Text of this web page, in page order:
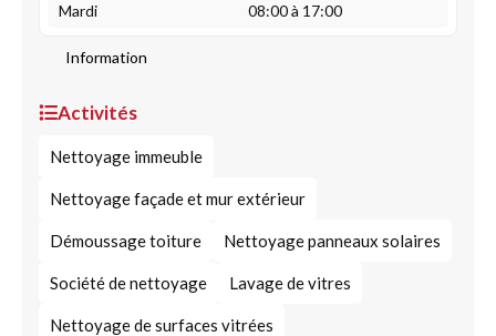
Mardi
08:00 à 17:00
Information
Activités
Nettoyage immeuble
Nettoyage façade et mur extérieur
Démoussage toiture Nettoyage panneaux solaires
Société de nettoyage Lavage de vitres
Nettoyage de surfaces vitrées